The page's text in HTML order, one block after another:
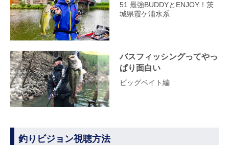
51 最強BUDDYとENJOY！茨
城県霞ケ浦水系
バスフィッシングってやっ
ぱり面白い
ビッグベイト編
釣りビジョン視聴方法